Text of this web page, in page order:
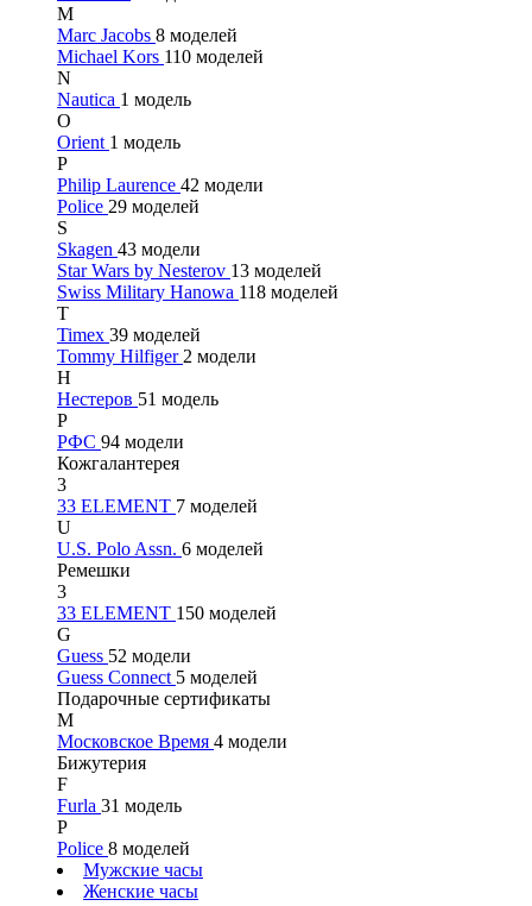
M
Marc Jacobs 8 моделей
Michael Kors 110 моделей
N
Nautica 1 модель
O
Orient 1 модель
P
Philip Laurence 42 модели
Police 29 моделей
S
Skagen 43 модели
Star Wars by Nesterov 13 моделей
Swiss Military Hanowa 118 моделей
T
Timex 39 моделей
Tommy Hilfiger 2 модели
Н
Нестеров 51 модель
Р
РФС 94 модели
Кожгалантерея
3
33 ELEMENT 7 моделей
U
U.S. Polo Assn. 6 моделей
Ремешки
3
33 ELEMENT 150 моделей
G
Guess 52 модели
Guess Connect 5 моделей
Подарочные сертификаты
М
Московское Время 4 модели
Бижутерия
F
Furla 31 модель
P
Police 8 моделей
Мужские часы
Женские часы